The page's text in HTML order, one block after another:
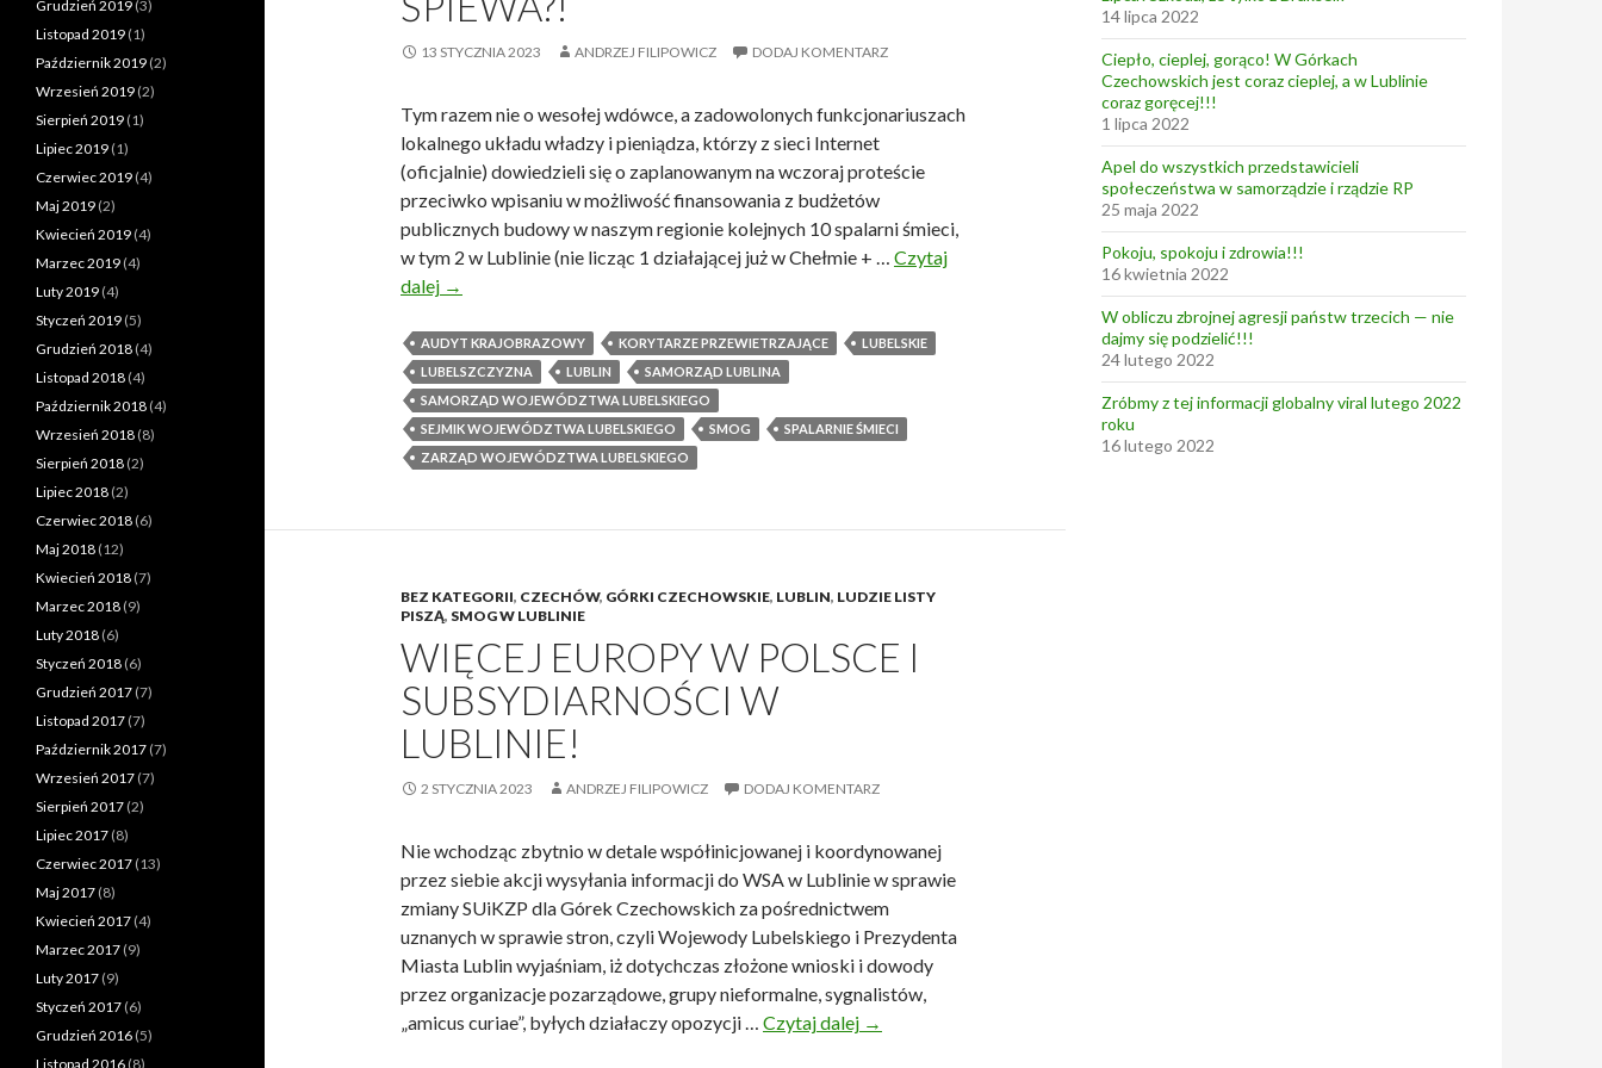
I
e
k
u
13 STYCZNIA 2023 ANDRZEJ FILIPOWICZ DODAJ KOMENTARZ
Tym razem nie o wesołej wdówce, a zadowolonych funkcjonariuszach
lokalnego układu władzy i pieniądza, którzy z sieci Internet
(oficjalnie) dowiedzieli się o zaplanowanym na wczoraj proteście
przeciwko wpisaniu w możliwość finansowania z budżetów
publicznych budowy w naszym regionie kolejnych 10 spalarni śmieci,
w tym 2 w Lublinie (nie licząc 1 działającej już w Chełmie + … Czytaj
dalej U
t
a
m
i
l
d
u
z
a
w
a
?
!
→
AUDYT KRAJOBRAZOWY KORYTARZE PRZEWIETRZAJĄCE
LUBELSKIE
LUBELSZCZYZNA
LUBLIN
SAMORZĄD LUBLINA
SAMORZĄD WOJEWÓDZTWA LUBELSKIEGO
SEJMIK WOJEWÓDZTWA LUBELSKIEGO
SMOG
SPALARNIE ŚMIECI
ZARZĄD WOJEWÓDZTWA LUBELSKIEGO
BEZ KATEGORII, CZECHÓW, GÓRKI CZECHOWSKIE, LUBLIN, LUDZIE LISTY
PISZĄ, SMOG W LUBLINIE
WIĘCEJ EUROPY W POLSCE I
SUBSYDIARNOŚCI W
LUBLINIE!
2 STYCZNIA 2023 ANDRZEJ FILIPOWICZ DODAJ KOMENTARZ
Nie wchodząc zbytnio w detale współinicjowanej i koordynowanej
przez siebie akcji wysyłania informacji do WSA w Lublinie w sprawie
zmiany SUiKZP dla Górek Czechowskich za pośrednictwem
uznanych w sprawie stron, czyli Wojewody Lubelskiego i Prezydenta
Miasta Lublin wyjaśniam, iż dotychczas złożone wnioski i dowody
przez organizacje pozarządowe, grupy nieformalne, sygnalistów,
„amicus curiae”, byłych działaczy opozycji … Czytaj dalej W
→
14 lipca 2022
Ciepło, cieplej, gorąco! W Górkach
Czechowskich jest coraz cieplej, a w Lublinie
coraz goręcej!!!
1 lipca 2022
Apel do wszystkich przedstawicieli
społeczeństwa w samorządzie i rządzie RP
25 maja 2022
Pokoju, spokoju i zdrowia!!!
16 kwietnia 2022
W obliczu zbrojnej agresji państw trzecich — nie
dajmy się podzielić!!!
24 lutego 2022
Zróbmy z tej informacji globalny viral lutego 2022
roku
16 lutego 2022
Grudzień 2019 (3)
Listopad 2019 (1)
Październik 2019 (2)
Wrzesień 2019 (2)
Sierpień 2019 (1)
Lipiec 2019 (1)
Czerwiec 2019 (4)
Maj 2019 (2)
Kwiecień 2019 (4)
Marzec 2019 (4)
Luty 2019 (4)
Styczeń 2019 (5)
Grudzień 2018 (4)
Listopad 2018 (4)
Październik 2018 (4)
Wrzesień 2018 (8)
Sierpień 2018 (2)
Lipiec 2018 (2)
Czerwiec 2018 (6)
Maj 2018 (12)
Kwiecień 2018 (7)
Marzec 2018 (9)
Luty 2018 (6)
Styczeń 2018 (6)
Grudzień 2017 (7)
Listopad 2017 (7)
Październik 2017 (7)
Wrzesień 2017 (7)
Sierpień 2017 (2)
Lipiec 2017 (8)
Czerwiec 2017 (13)
Maj 2017 (8)
Kwiecień 2017 (4)
Marzec 2017 (9)
Luty 2017 (9)
Styczeń 2017 (6)
Grudzień 2016 (5)
Listopad 2016 (8)